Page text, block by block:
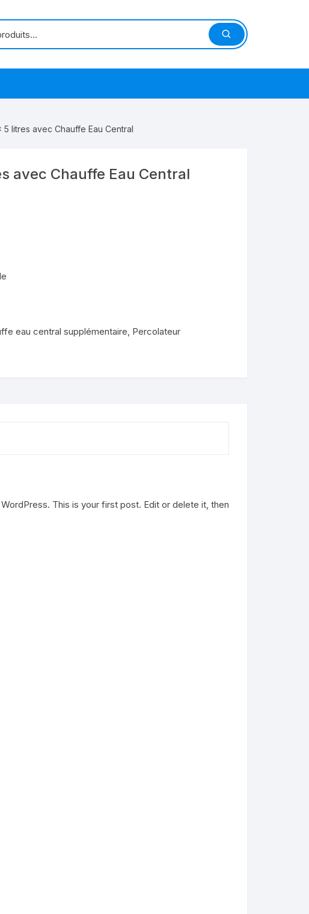
5 litres avec Chauffe Eau Central
avec Chauffe Eau Central
eau central supplémentaire, Percolateur
This is your first post. Edit or delete it, then